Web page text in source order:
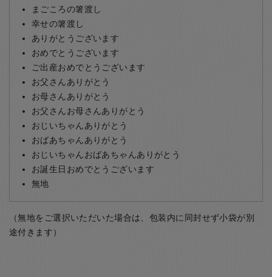
まごころの箸渡し
幸せの箸渡し
ありがとうございます
おめでとうございます
ご出産おめでとうございます
お父さんありがとう
お母さんありがとう
お父さんお母さんありがとう
おじいちゃんありがとう
おばあちゃんありがとう
おじいちゃんおばあちゃんありがとう
お誕生日おめでとうございます
無地
（無地をご選択いただいた場合は、包装内に同封せず小袋が別
途付きます）